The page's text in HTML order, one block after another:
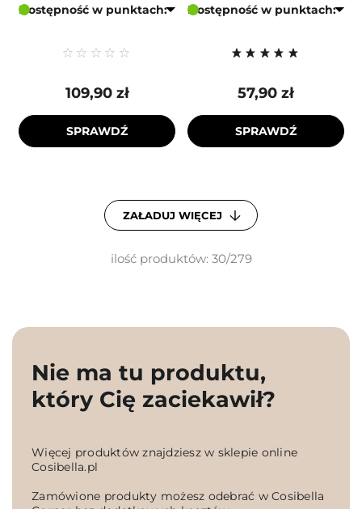
Dostępność w punktach:
109,90 zł
SPRAWDŹ
Dostępność w punktach:
57,90 zł
SPRAWDŹ
ZAŁADUJ WIĘCEJ
ilość produktów: 30/279
Nie ma tu produktu,
który Cię zaciekawił?
Więcej produktów znajdziesz w sklepie online
Cosibella.pl
Zamówione produkty możesz odebrać w Cosibella